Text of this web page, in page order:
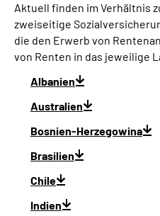
Aktuell finden im Verhältnis
zweiseitige
die den Erwerb von
von Renten in das jeweilige
Albanien
Australien
Bosnien-Herzegowina
Brasilien
Chile
Indien